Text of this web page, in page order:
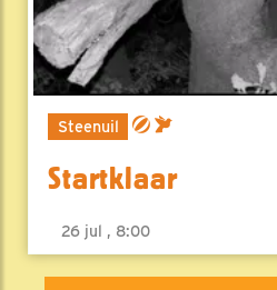
Steenuil
Startklaar
26 jul , 8:00